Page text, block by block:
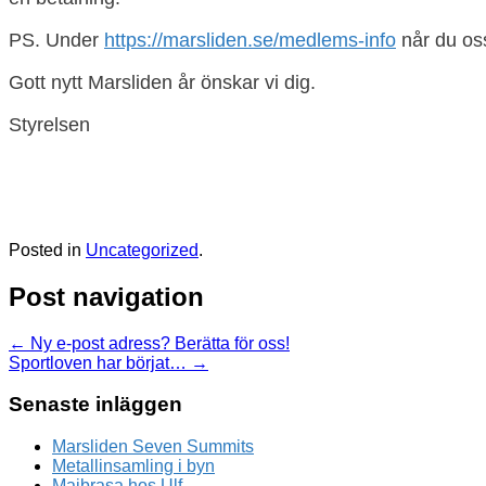
PS. Under https://marsliden.se/medlems-info når du
Gott nytt Marsliden år önskar vi dig.
Styrelsen
Posted in Uncategorized.
Post navigation
← Ny e-post adress? Berätta för oss!
Sportloven har börjat… →
Senaste inläggen
Marsliden Seven Summits
Metallinsamling i byn